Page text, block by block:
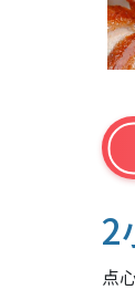
2
点